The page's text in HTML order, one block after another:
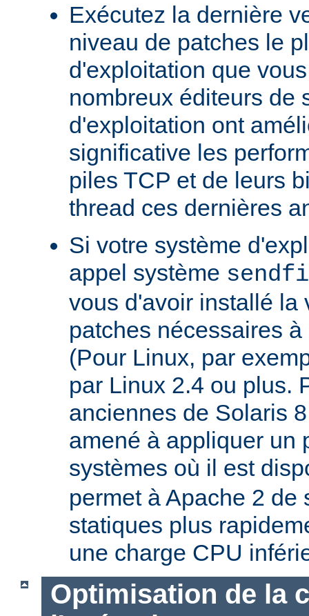
Exécutez la dernière
niveau de patches le
d'exploitation que
nombreux éditeurs de
d'exploitation ont
significative les
piles TCP et de leurs
thread ces dernières
Si votre système
appel système
vous d'avoir installé la
patches nécessaires
(Pour Linux, par
par Linux 2.4 ou plus.
anciennes de Solaris
amené à appliquer un
systèmes où il est
permet à Apache 2 de
statiques plus
une charge CPU
Optimisation de la